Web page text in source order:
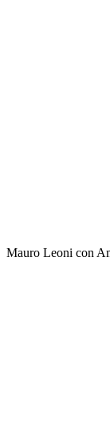
Mauro Leoni con